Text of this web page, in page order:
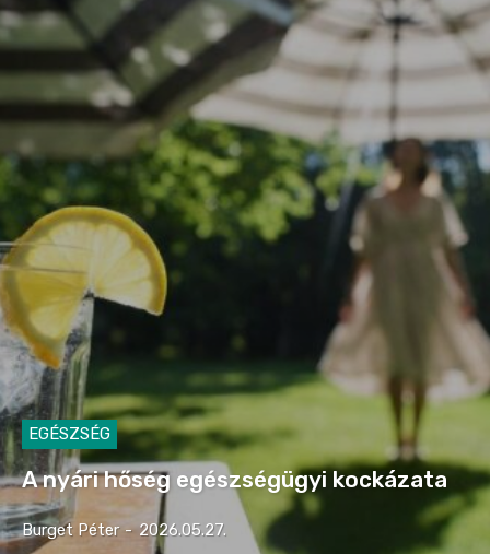
EGÉSZSÉG
A nyári hőség egészségügyi kockázata
Burget Péter - 2026.05.27.